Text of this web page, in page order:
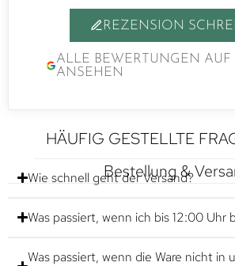
REZENSION
ALLE BEWERTUNGEN
ANSEHEN
HÄUFIG GESTELLTE
Bestellung &
Wie schnell geht der Versand?
Was passiert, wenn ich bis 12:00 Uhr
Was passiert, wenn die Ware nicht in